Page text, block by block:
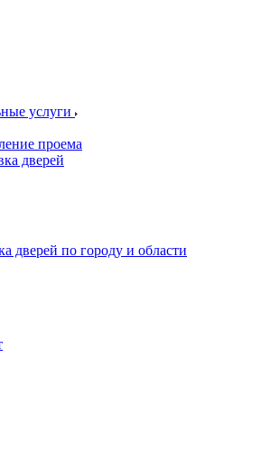
услуги
проема
дверей
дверей по городу и области